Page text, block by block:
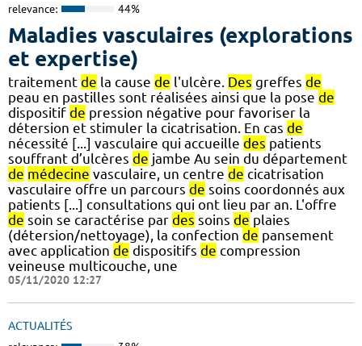
relevance: 44%
Maladies vasculaires (explorations
et expertise)
traitement de la cause de l'ulcère. Des greffes de
peau en pastilles sont réalisées ainsi que la pose de
dispositif de pression négative pour favoriser la
détersion et stimuler la cicatrisation. En cas de
nécessité [...] vasculaire qui accueille des patients
souffrant d’ulcères de jambe Au sein du département
de médecine vasculaire, un centre de cicatrisation
vasculaire offre un parcours de soins coordonnés aux
patients [...] consultations qui ont lieu par an. L'offre
de soin se caractérise par des soins de plaies
(détersion/nettoyage), la confection de pansement
avec application de dispositifs de compression
veineuse multicouche, une
05/11/2020 12:27
ACTUALITÉS